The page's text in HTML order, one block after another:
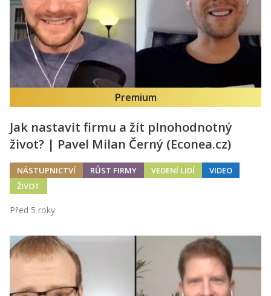
Premium
Jak nastavit firmu a žít plnohodnotný
život? | Pavel Milan Černý (Econea.cz)
NÁSTUPNICTVÍ RŮST FIRMY VEDENÍ LIDÍ
VIDEO
ŽIVOT
Před 5 roky